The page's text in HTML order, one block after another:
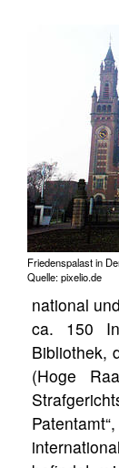
Friedenspalast in
Quelle: pixelio.de
national
ca. 150
Bibliothek,
(Hoge